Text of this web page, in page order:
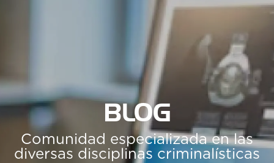
BLOG
Comunidad especializada en las
diversas disciplinas criminalísticas